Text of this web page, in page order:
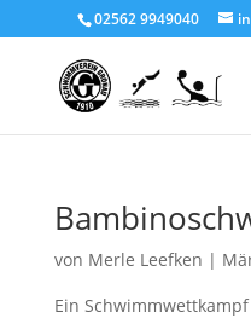
02562 9949040
von Merle Leefken |
Ein